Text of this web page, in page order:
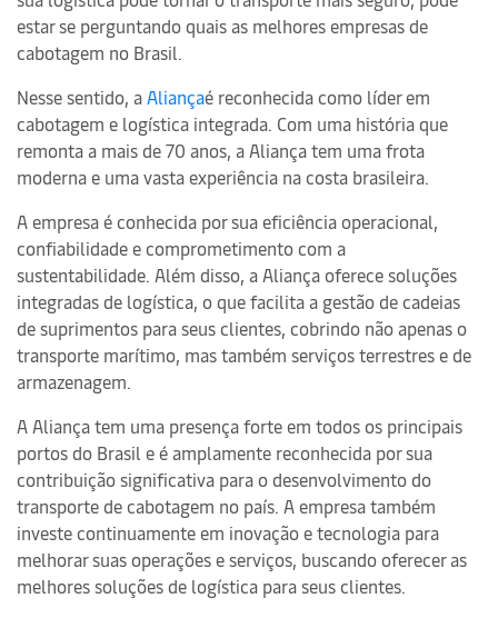
estar se perguntando quais as melhores empresas de
cabotagem no Brasil.
Nesse sentido, aAliançaé reconhecida como líder em
cabotagem e logística integrada. Com uma história que
remonta a mais de 70 anos, a Aliança tem uma frota
moderna e uma vasta experiência na costa brasileira.
A empresa é conhecida por sua eficiência operacional,
confiabilidade e comprometimento com a
sustentabilidade. Além disso, a Aliança oferece soluções
integradas de logística, o que facilita a gestão de cadeias
de suprimentos para seus clientes, cobrindo não apenas o
transporte marítimo, mas também serviços terrestres e de
armazenagem.
A Aliança tem uma presença forte em todos os principais
portos do Brasil e é amplamente reconhecida por sua
contribuição significativa para o desenvolvimento do
transporte de cabotagem no país. A empresa também
investe continuamente em inovação e tecnologia para
melhorar suas operações e serviços, buscando oferecer as
melhores soluções de logística para seus clientes.